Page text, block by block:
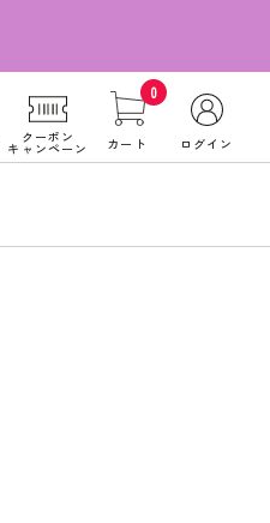
クーポン
キャンペーン
0
カート ログイン